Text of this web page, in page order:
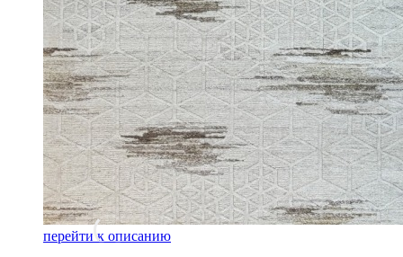
перейти к описанию